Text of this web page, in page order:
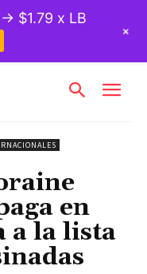
en
a la lista
$1.79 x LB
+